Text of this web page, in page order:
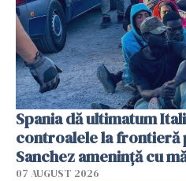
Spania dă ultimatum
controalele la frontieră
Sanchez amenință cu
07 AUGUST 2026